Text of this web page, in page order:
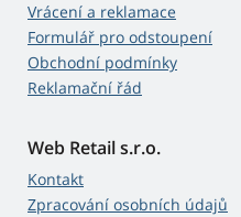
Vrácení a reklamace
Formulář pro odstoupení
Obchodní podmínky
Reklamační řád
Web Retail s.r.o.
Kontakt
Zpracování osobních údajů